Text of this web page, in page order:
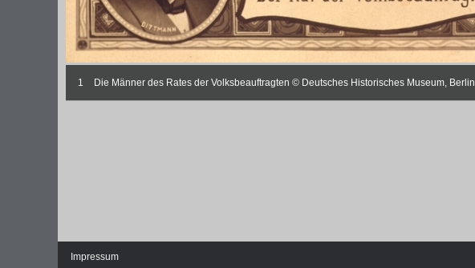
1 Die Männer des Rates der Volksbeauftragten © Deutsches Historisches Museum, Berlin
Impressum